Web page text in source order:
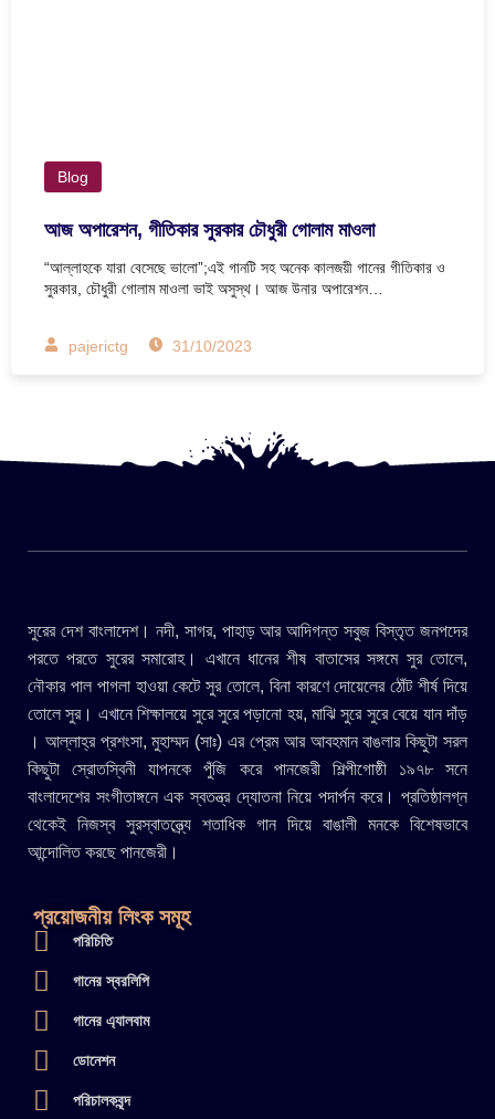
Blog
আজ অপারেশন, গীতিকার সুরকার চৌধুরী গোলাম মাওলা
“আল্লাহকে যারা বেসেছে ভালো”;এই গানটি সহ অনেক কালজয়ী গানের গীতিকার ও
সুরকার, চৌধুরী গোলাম মাওলা ভাই অসুস্থ। আজ উনার অপারেশন…
pajerictg 31/10/2023
সুরের দেশ বাংলাদেশ। নদী, সাগর, পাহাড় আর আদিগন্ত সবুজ বিস্তৃত জনপদের
পরতে পরতে সুরের সমারোহ। এখানে ধানের শীষ বাতাসের সঙ্গমে সুর তোলে,
নৌকার পাল পাগলা হাওয়া কেটে সুর তোলে, বিনা কারণে দোয়েলের ঠোঁট শীর্ষ দিয়ে
তোলে সুর। এখানে শিক্ষালয়ে সুরে সুরে পড়ানো হয়, মাঝি সুরে সুরে বেয়ে যান দাঁড়
। আল্লাহ্র প্রশংসা, মুহাম্মদ (সাঃ) এর প্রেম আর আবহমান বাঙলার কিছুটা সরল
কিছুটা স্রোতস্বিনী যাপনকে পুঁজি করে পানজেরী শিল্পীগোষ্ঠী ১৯৭৮ সনে
বাংলাদেশের সংগীতাঙ্গনে এক স্বতন্ত্র দ্যোতনা নিয়ে পদার্পন করে। প্রতিষ্ঠালগ্ন
থেকেই নিজস্ব সুরস্বাতন্ত্র্যে শতাধিক গান দিয়ে বাঙালী মনকে বিশেষভাবে
আন্দোলিত করছে পানজেরী।
প্রয়োজনীয় লিংক সমূহ
পরিচিতি
গানের স্বরলিপি
গানের এ্যালবাম
ডোনেশন
পরিচালকবৃন্দ